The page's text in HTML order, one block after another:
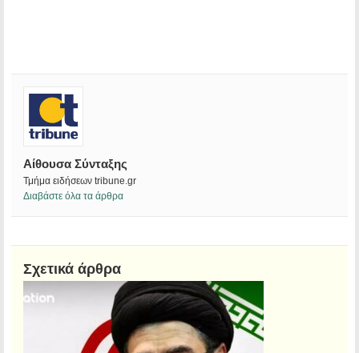
Αίθουσα Σύνταξης
Τμήμα ειδήσεων tribune.gr
Διαβάστε όλα τα άρθρα
Σχετικά άρθρα